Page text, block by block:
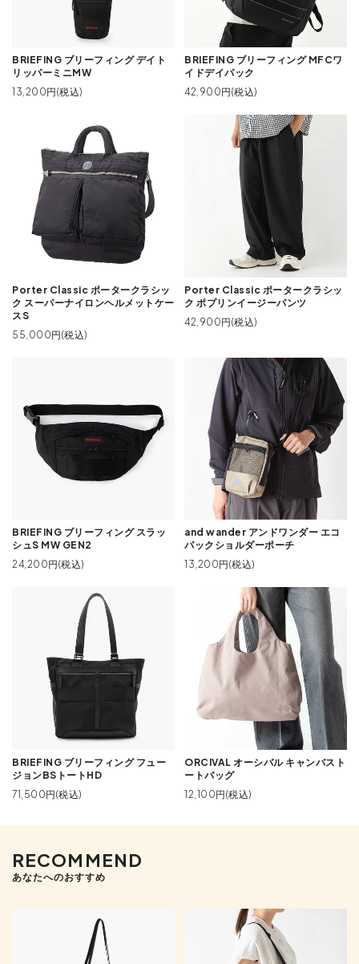
BRIEFING ブリーフィング デイト
リッパーミニMW
13,200円(税込)
BRIEFING ブリーフィング MFCワ
イドデイパック
42,900円(税込)
Porter Classic ポータークラシッ
ク スーパーナイロンヘルメットケー
スS
55,000円(税込)
Porter Classic ポータークラシッ
ク ポプリンイージーパンツ
42,900円(税込)
BRIEFING ブリーフィング スラッ
シュS MW GEN2
24,200円(税込)
and wander アンドワンダー エコ
パックショルダーポーチ
13,200円(税込)
BRIEFING ブリーフィング フュー
ジョンBSトートHD
71,500円(税込)
ORCIVAL オーシバル キャンバスト
ートバッグ
12,100円(税込)
RECOMMEND
あなたへのおすすめ